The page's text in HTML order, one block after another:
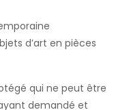
d’art en pièces
qui ne peut être
demandé et